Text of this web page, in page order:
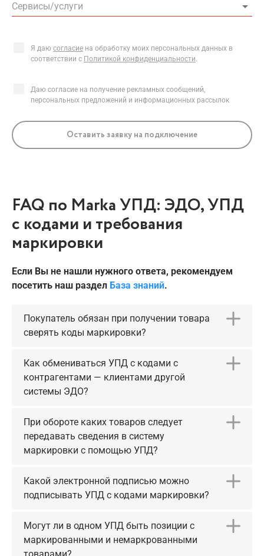
Сервисы/услуги
Я даю согласие на обработку моих персональных данных в
соответствии с Политикой конфиденциальности.
Даю согласие на получение рекламных сообщений,
персональных предложений и информационных рассылок
Оставить заявку на подключение
FAQ по Marka УПД: ЭДО, УПД
с кодами и требования
маркировки
Если Вы не нашли нужного ответа, рекомендуем
посетить наш раздел База знаний.
Покупатель обязан при получении товара
сверять коды маркировки?
Как обмениваться УПД с кодами с
контрагентами — клиентами другой
системы ЭДО?
При обороте каких товаров следует
передавать сведения в систему
маркировки с помощью УПД?
Какой электронной подписью можно
подписывать УПД с кодами маркировки?
Могут ли в одном УПД быть позиции с
маркированными и немаркрованными